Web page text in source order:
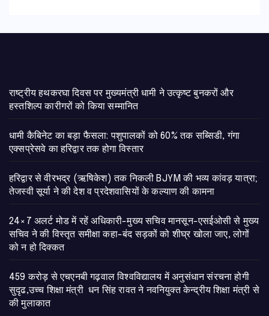
राष्ट्रीय हथकरघा दिवस पर मुख्यमंत्री धामी ने उत्कृष्ट बुनकरों और
हस्तशिल्प कारीगरों को किया सम्मानित
​धामी कैबिनेट का बड़ा फैसला: पशुपालकों को 60% तक सब्सिडी, गंगा
एक्सप्रेसवे का हरिद्वार तक होगा विस्तार
​हरिद्वार से वीरभद्र (ऋषिकेश) तक निकली BJYM की भव्य कांवड़ यात्रा;
तेजस्वी सूर्या ने की देश व प्रदेशवासियों के कल्याण की कामना
24×7 अलर्ट मोड में रहें अधिकारी-मुख्य सचिव मानसून-एसईओसी से मुख्य
सचिव ने की विस्तृत समीक्षा कहा-बंद सड़कों को शीघ्र खोला जाए, लोगों
को न हो दिक्कत
459 करोड़ से एचएनबी गढ़वाल विश्वविद्यालय में अनुसंधान संरचना होगी
सुदृढ,उच्च शिक्षा मंत्री धन सिंह रावत ने नवनियुक्त केन्द्रीय शिक्षा मंत्री से
की मुलाकात